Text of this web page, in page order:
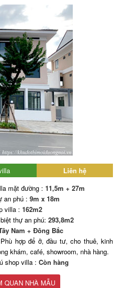
Liên hệ
mặt đường : 11,5m + 27m
an phú : 9m x 18m
villa : 162m2
thự an phú: 293,8m2
Nam + Đông Bắc
Phù hợp để ở, đầu tư, cho thuê, kinh
khám, café, showroom, nhà hàng.
shop villa : Còn hàng
QUAN NHÀ MẪU